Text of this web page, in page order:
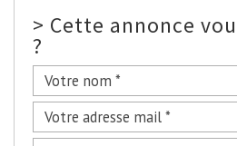
> Cette annonce
?